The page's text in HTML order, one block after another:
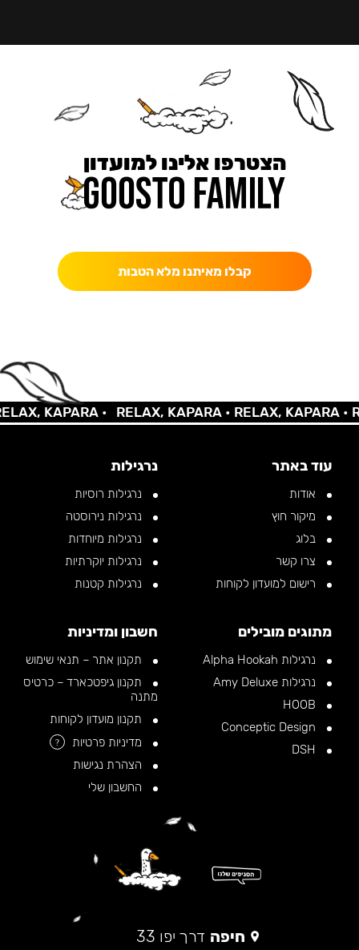
הצטרפו אלינו למועדון
קבלו מאיתנו מלא הטבות
KAPARA • RELAX, KAPARA •RELAX, KAPARA •
עוד באתר
אודות
מיקור חוץ
בלוג
צרו קשר
רישום למועדון לקוחות
נרגילות
נרגילות רוסיות
נרגילות נירוסטה
נרגילות מיוחדות
נרגילות יוקרתיות
נרגילות קטנות
מתוגים מובילים
נרגילות Alpha Hookah
נרגילות Amy Deluxe
חשבון ומדיניות
תקנון אתר – תנאי שימוש
תקנון גיפטכארד – כרטיס
מתנה
תקנון מועדון לקוחות
מדיניות פרטיות
?
הצהרת נגישות
החשבון שלי
חיפה דרך יפו 33